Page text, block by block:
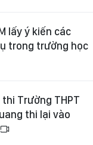
lấy ý kiến các
trong trường học
Trường THPT
thi lại vào